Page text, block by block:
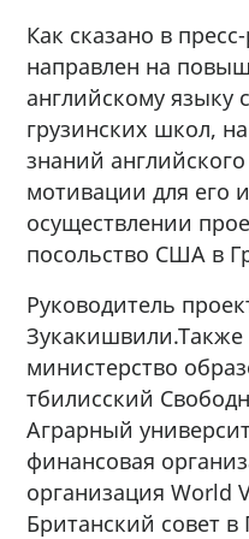
Как сказано в
направлен на
английскому языку
грузинских школ,
знаний
мотивации для его
осуществлении
посольство США в
Руководитель
министерство
тбилисский
Аграрный
финансовая
организация World
Британский совет в